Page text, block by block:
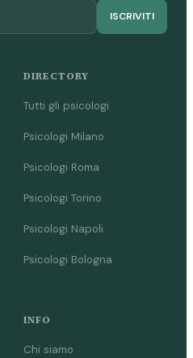
ISCRIVITI
DIRECTORY
Tutti gli psicologi
Psicologi Milano
Psicologi Roma
Psicologi Torino
Psicologi Napoli
Psicologi Bologna
INFO
Chi siamo